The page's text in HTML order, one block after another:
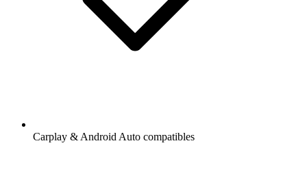
Carplay & Android Auto compatibles